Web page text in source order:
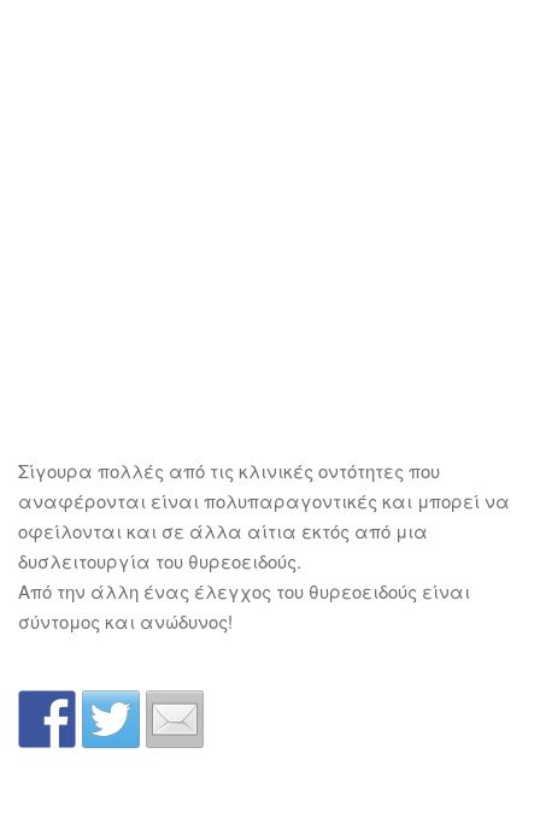
Σίγουρα πολλές από τις κλινικές οντότητες που
αναφέρονται είναι πολυπαραγοντικές και μπορεί να
οφείλονται και σε άλλα αίτια εκτός από μια
δυσλειτουργία του θυρεοειδούς.
Από την άλλη ένας έλεγχος του θυρεοειδούς είναι
σύντομος και ανώδυνος!